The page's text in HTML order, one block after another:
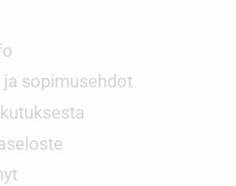
sopimusehdot